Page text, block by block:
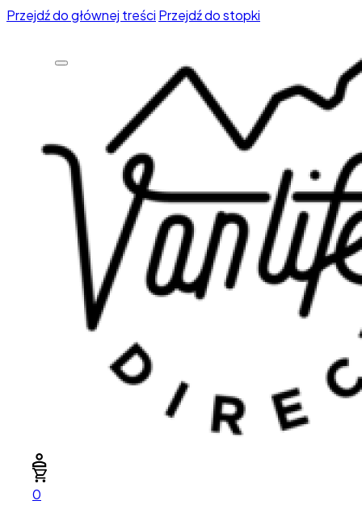
Przejdź do głównej treści Przejdź do stopki
0